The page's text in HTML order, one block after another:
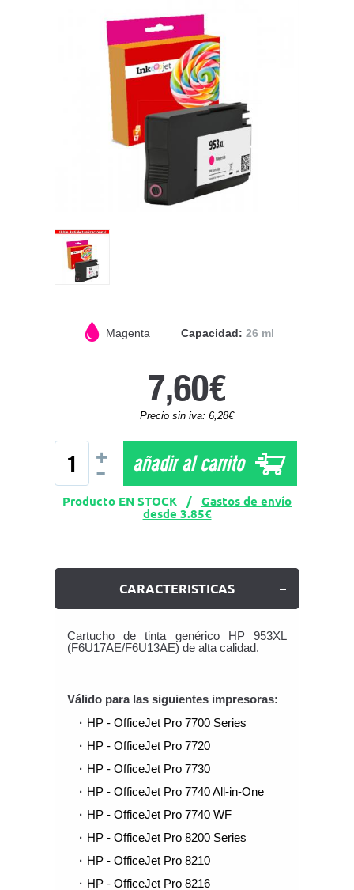
Magenta Capacidad: 26 ml
7,60€
Precio sin iva: 6,28€
+
- añadir al carrito
Producto EN STOCK / Gastos de envío
desde 3.85€
CARACTERISTICAS
Cartucho de tinta genérico HP 953XL
(F6U17AE/F6U13AE) de alta calidad.
Válido para las siguientes impresoras:
HP - OfficeJet Pro 7700 Series
HP - OfficeJet Pro 7720
HP - OfficeJet Pro 7730
HP - OfficeJet Pro 7740 All-in-One
HP - OfficeJet Pro 7740 WF
HP - OfficeJet Pro 8200 Series
HP - OfficeJet Pro 8210
HP - OfficeJet Pro 8216